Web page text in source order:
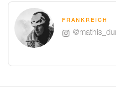
FRANKREICH